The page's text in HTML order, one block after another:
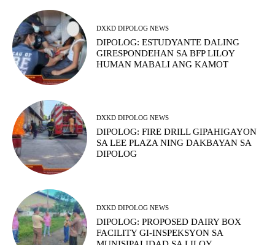
DXKD DIPOLOG NEWS
DIPOLOG: ESTUDYANTE DALING
GIRESPONDEHAN SA BFP LILOY
HUMAN MABALI ANG KAMOT
DXKD DIPOLOG NEWS
DIPOLOG: FIRE DRILL GIPAHIGAYON
SA LEE PLAZA NING DAKBAYAN SA
DIPOLOG
DXKD DIPOLOG NEWS
DIPOLOG: PROPOSED DAIRY BOX
FACILITY GI-INSPEKSYON SA